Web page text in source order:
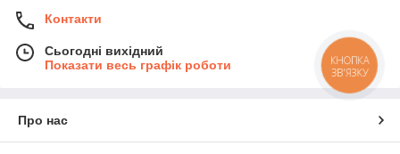
Контакти
Сьогодні вихідний
Показати весь графік роботи
Про нас
КНОПКА
ЗВ'ЯЗКУ